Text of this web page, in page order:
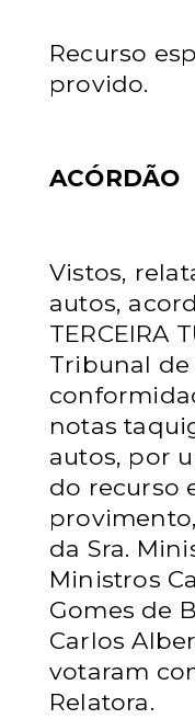
Recurso
provido.
ACÓRDÃO
Vistos,
autos,
TERCEIRA
Tribunal de
notas
autos, por
do recurso
da Sra.
Ministros
Gomes de
Carlos
votaram
Relatora.